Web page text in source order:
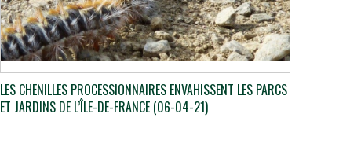
LES CHENILLES PROCESSIONNAIRES ENVAHISSENT LES PARCS
ET JARDINS DE L’ÎLE-DE-FRANCE (06-04-21)